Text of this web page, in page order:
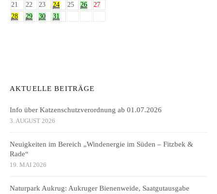
21
22 23 24 25 26
27
28
29 30 31
AKTUELLE BEITRÄGE
Info über Katzenschutzverordnung ab 01.07.2026
3. AUGUST 2026
Neuigkeiten im Bereich „Windenergie im Süden – Fitzbek &
Rade“
19. MAI 2026
Naturpark Aukrug: Aukruger Bienenweide, Saatgutausgabe